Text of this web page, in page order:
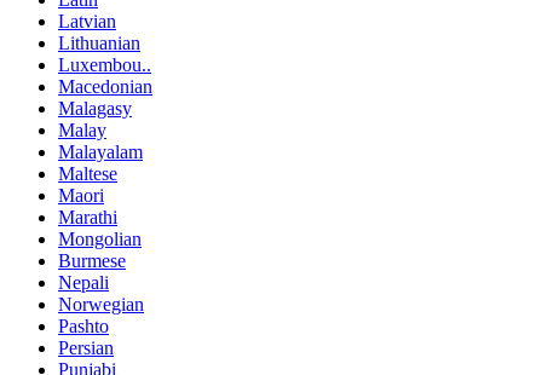
Latvian
Lithuanian
Luxembou..
Macedonian
Malagasy
Malay
Malayalam
Maltese
Maori
Marathi
Mongolian
Burmese
Nepali
Norwegian
Pashto
Persian
Punjabi